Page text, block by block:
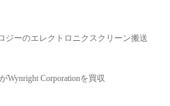
ジーのエレクトロニクスクリーン搬送
Wynright Corporationを買収